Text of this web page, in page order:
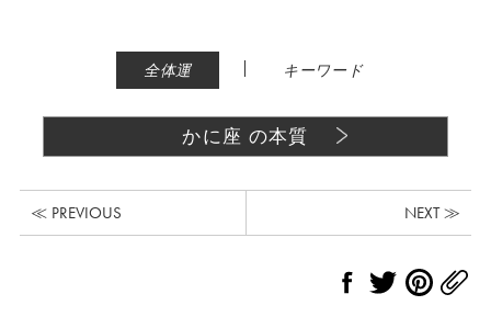
全体運 | キーワード
かに座 の本質
≪ PREVIOUS NEXT ≫